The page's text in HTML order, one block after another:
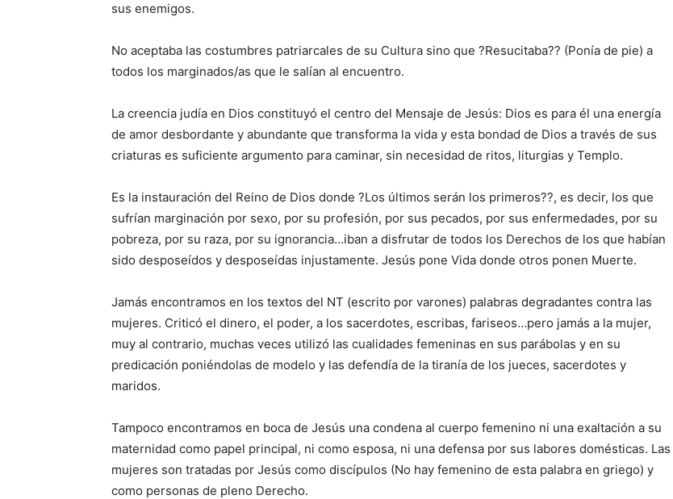
sus enemigos.
No aceptaba las costumbres patriarcales de su Cultura sino que ?Resucitaba?? (Ponía de pie) a
todos los marginados/as que le salían al encuentro.
La creencia judía en Dios constituyó el centro del Mensaje de Jesús: Dios es para él una energía
de amor desbordante y abundante que transforma la vida y esta bondad de Dios a través de sus
criaturas es suficiente argumento para caminar, sin necesidad de ritos, liturgias y Templo.
Es la instauración del Reino de Dios donde ?Los últimos serán los primeros??, es decir, los que
sufrían marginación por sexo, por su profesión, por sus pecados, por sus enfermedades, por su
pobreza, por su raza, por su ignorancia…iban a disfrutar de todos los Derechos de los que habían
sido desposeídos y desposeídas injustamente. Jesús pone Vida donde otros ponen Muerte.
Jamás encontramos en los textos del NT (escrito por varones) palabras degradantes contra las
mujeres. Criticó el dinero, el poder, a los sacerdotes, escribas, fariseos…pero jamás a la mujer,
muy al contrario, muchas veces utilizó las cualidades femeninas en sus parábolas y en su
predicación poniéndolas de modelo y las defendía de la tiranía de los jueces, sacerdotes y
maridos.
Tampoco encontramos en boca de Jesús una condena al cuerpo femenino ni una exaltación a su
maternidad como papel principal, ni como esposa, ni una defensa por sus labores domésticas. Las
mujeres son tratadas por Jesús como discípulos (No hay femenino de esta palabra en griego) y
como personas de pleno Derecho.